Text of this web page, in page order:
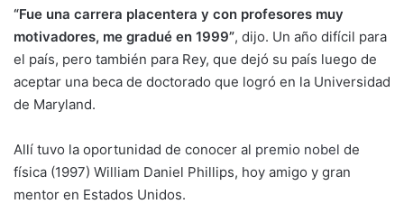
“Fue una carrera placentera y con profesores muy
motivadores, me gradué en 1999”, dijo. Un año difícil para
el país, pero también para Rey, que dejó su país luego de
aceptar una beca de doctorado que logró en la Universidad
de Maryland.
Allí tuvo la oportunidad de conocer al premio nobel de
física (1997) William Daniel Phillips, hoy amigo y gran
mentor en Estados Unidos.